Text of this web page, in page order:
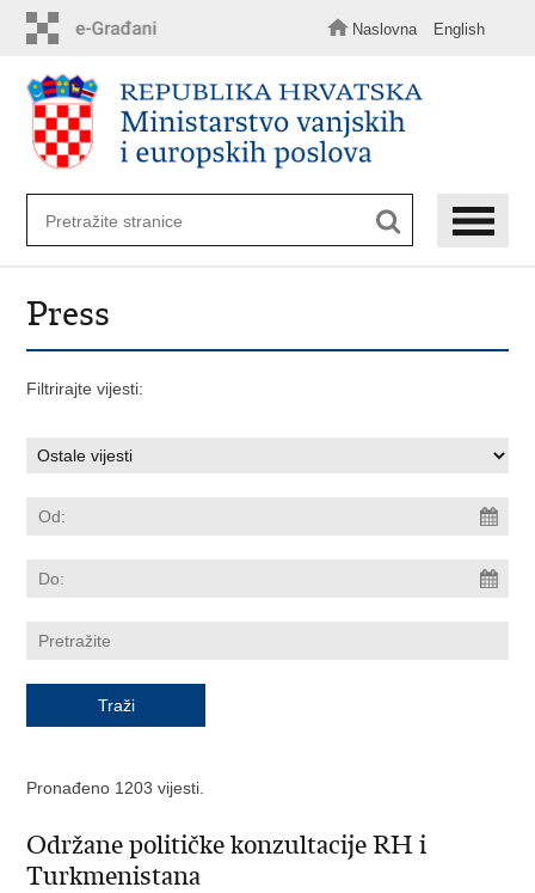
sadržaj
Naslovna English
Press
Filtrirajte vijesti:
Pronađeno 1203 vijesti.
Održane političke konzultacije RH i
Turkmenistana